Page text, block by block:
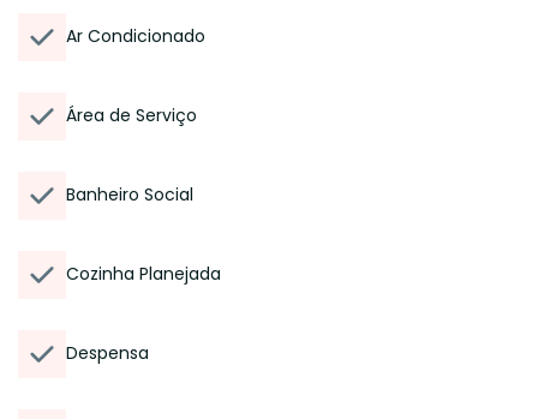
Ar Condicionado
Área de Serviço
Banheiro Social
Cozinha Planejada
Despensa